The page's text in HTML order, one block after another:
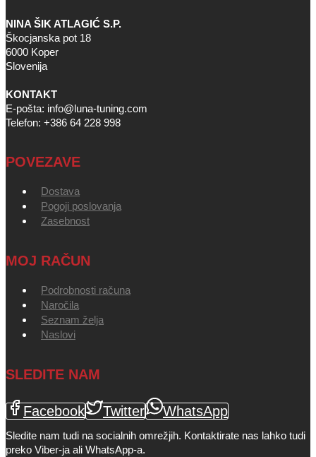
NINA ŠIK ATLAGIĆ S.P.
Škocjanska pot 18
6000 Koper
Slovenija
KONTAKT
E-pošta: info@luna-tuning.com
Telefon: +386 64 228 998
POVEZAVE
Dostava
Pogoji poslovanja
Zasebnost
MOJ RAČUN
Podrobnosti računa
Naročila
Seznam želja
Naslovi
SLEDITE NAM
Facebook Twitter WhatsApp
Sledite nam tudi na socialnih omrežjih. Kontaktirate nas lahko tudi
preko Viber-ja ali WhatsApp-a.